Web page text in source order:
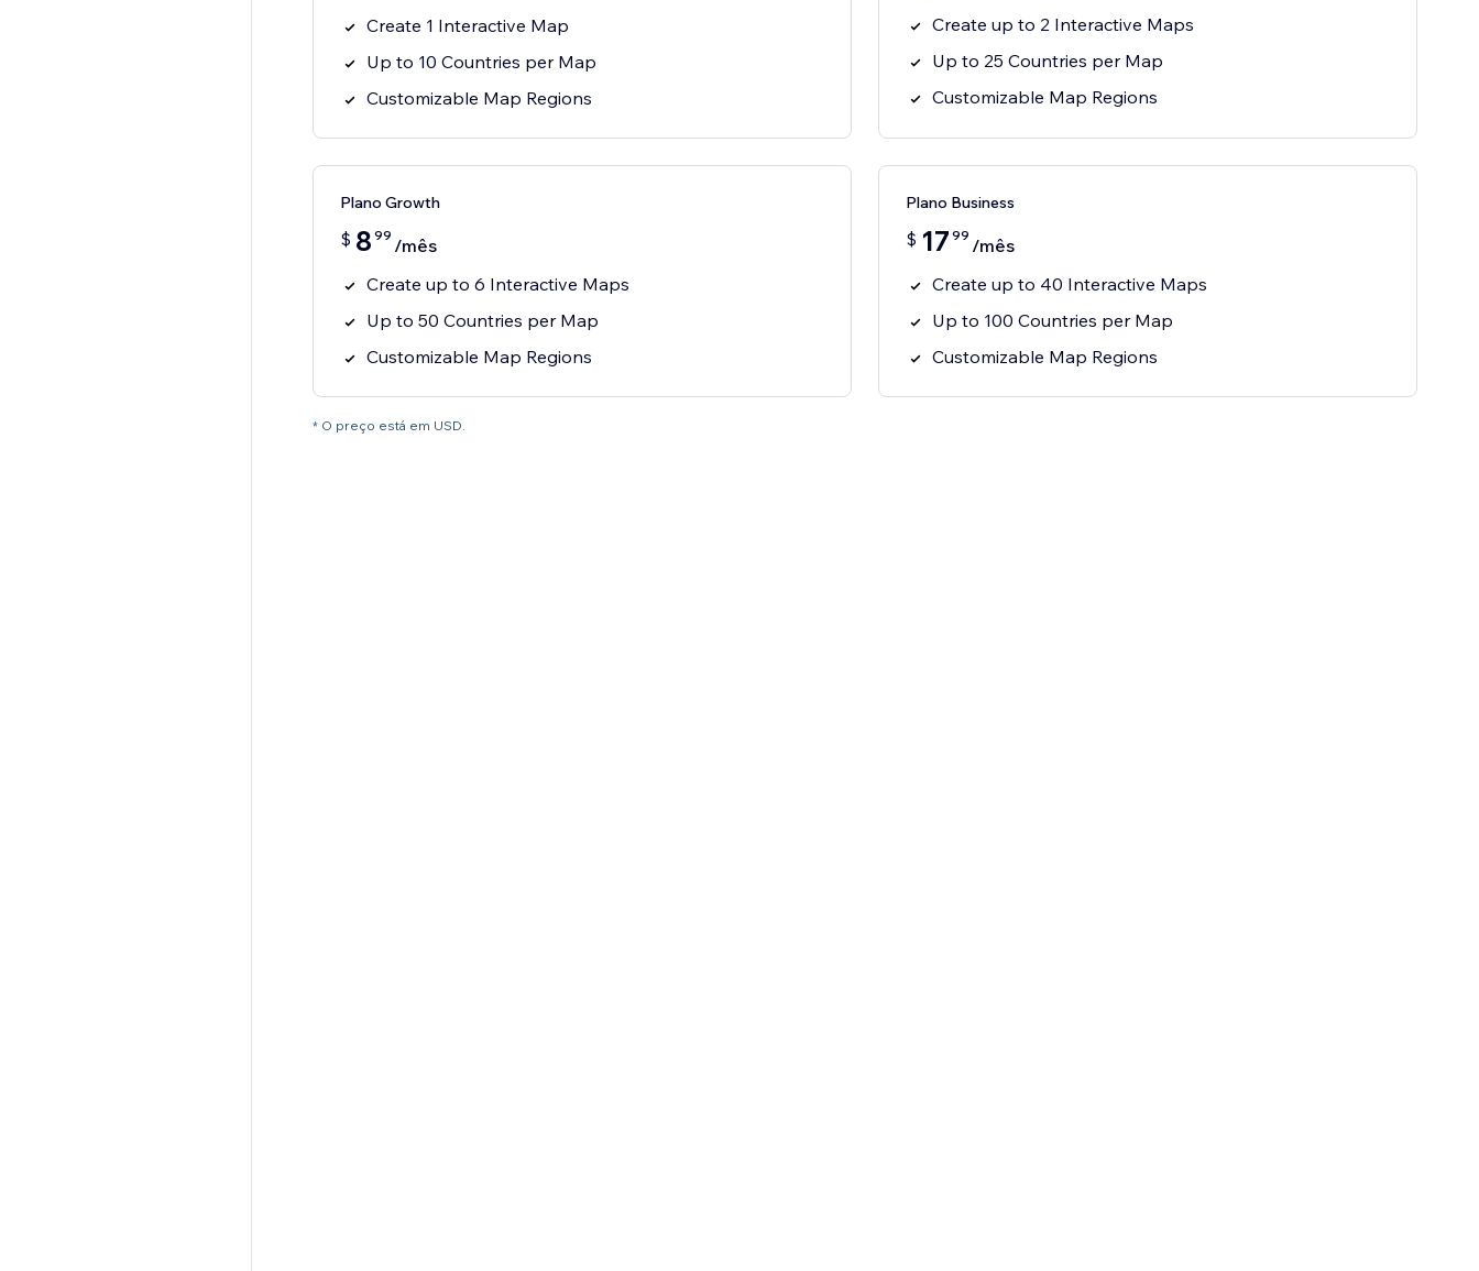
Create 1 Interactive Map
Up to 10 Countries per Map
Customizable Map Regions
Create up to 2 Interactive Maps
Up to 25 Countries per Map
Customizable Map Regions
Plano Growth
$ 8 99 /mês
Create up to 6 Interactive Maps
Up to 50 Countries per Map
Customizable Map Regions
Plano Business
$ 17 99 /mês
Create up to 40 Interactive Maps
Up to 100 Countries per Map
Customizable Map Regions
* O preço está em USD.